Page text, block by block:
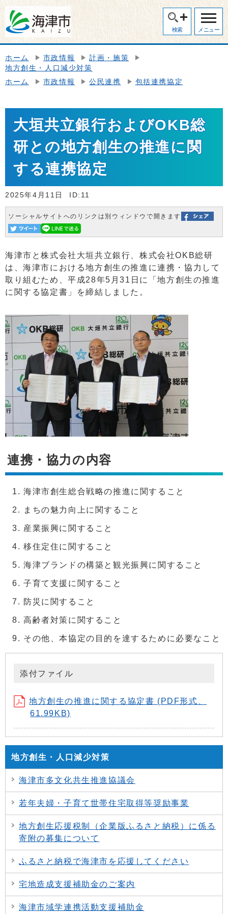
検索 メニュー
ホーム 市政情報
計画・施策
地方創生・人口減少対策
ホーム
市政情報 公民連携 包括連携協定
大垣共立銀行およびOKB総
研との地方創生の推進に関
する連携協定
2025年4月11日 ID:11
ソーシャルサイトへのリンクは別ウィンドウで開きます
海津市と株式会社大垣共立銀行、株式会社OKB総研
は、海津市における地方創生の推進に連携・協力して
取り組むため、平成28年5月31日に「地方創生の推進
に関する協定書」を締結しました。
連携・協力の内容
海津市創生総合戦略の推進に関すること
まちの魅力向上に関すること
産業振興に関すること
移住定住に関すること
海津ブランドの構築と観光振興に関すること
子育て支援に関すること
防災に関すること
高齢者対策に関すること
その他、本協定の目的を達するために必要なこと
添付ファイル
地方創生の推進に関する協定書 (PDF形式、
61.99KB)
地方創生・人口減少対策
海津市多文化共生推進協議会
若年夫婦・子育て世帯住宅取得等奨励事業
地方創生応援税制（企業版ふるさと納税）に係る
寄附の募集について
ふるさと納税で海津市を応援してください
宅地造成支援補助金のご案内
海津市域学連携活動支援補助金